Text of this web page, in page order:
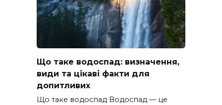
Що таке водоспад: визначення,
види та цікаві факти для
допитливих
Що таке водоспад Водоспад — це